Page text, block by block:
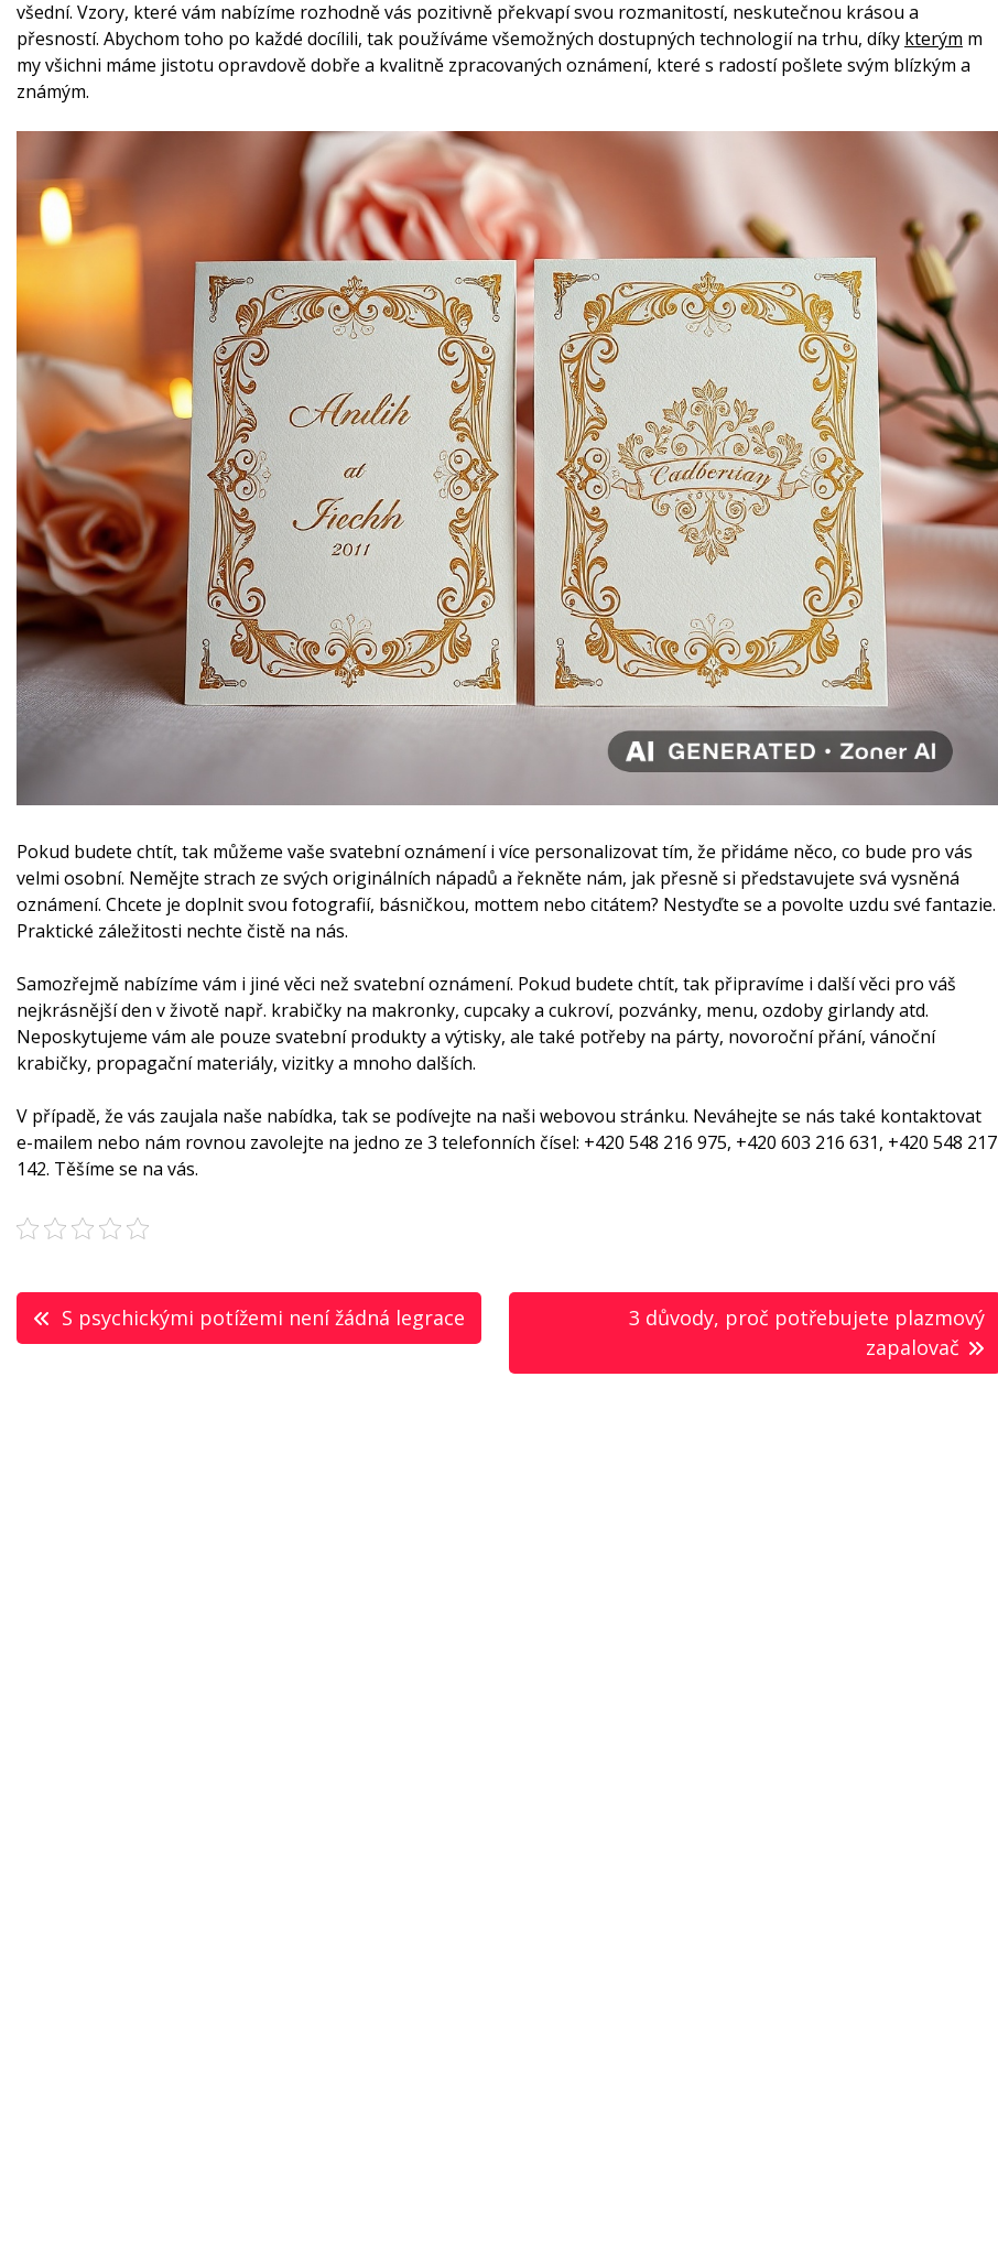
všední. Vzory, které vám nabízíme rozhodně vás pozitivně překvapí svou rozmanitostí, neskutečnou krásou a
přesností. Abychom toho po každé docílili, tak používáme všemožných dostupných technologií na trhu, díky kterým m
my všichni máme jistotu opravdově dobře a kvalitně zpracovaných oznámení, které s radostí pošlete svým blízkým a
známým.
Pokud budete chtít, tak můžeme vaše svatební oznámení i více personalizovat tím, že přidáme něco, co bude pro vás
velmi osobní. Nemějte strach ze svých originálních nápadů a řekněte nám, jak přesně si představujete svá vysněná
oznámení. Chcete je doplnit svou fotografií, básničkou, mottem nebo citátem? Nestyďte se a povolte uzdu své fantazie.
Praktické záležitosti nechte čistě na nás.
Samozřejmě nabízíme vám i jiné věci než svatební oznámení. Pokud budete chtít, tak připravíme i další věci pro váš
nejkrásnější den v životě např. krabičky na makronky, cupcaky a cukroví, pozvánky, menu, ozdoby girlandy atd.
Neposkytujeme vám ale pouze svatební produkty a výtisky, ale také potřeby na párty, novoroční přání, vánoční
krabičky, propagační materiály, vizitky a mnoho dalších.
V případě, že vás zaujala naše nabídka, tak se podívejte na naši webovou stránku. Neváhejte se nás také kontaktovat
e-mailem nebo nám rovnou zavolejte na jedno ze 3 telefonních čísel: +420 548 216 975, +420 603 216 631, +420 548 217
142. Těšíme se na vás.
Navigace
S psychickými potížemi není žádná legrace
3 důvody, proč potřebujete plazmový
zapalovač